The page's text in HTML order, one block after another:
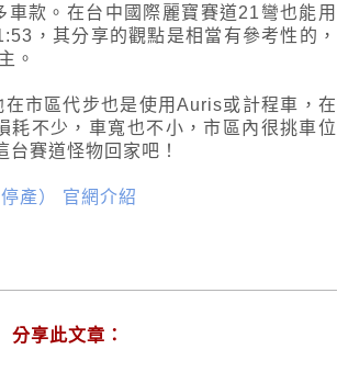
款。在台中國際麗寶賽道21彎也能用
，其分享的觀點是相當有參考性的，
。
市區代步也是使用Auris或計程車，在
不少，車寬也不小，市區內很挑車位
賽道怪物回家吧！
產） 官網介紹
分享此文章：